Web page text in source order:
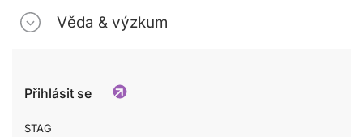
Věda & výzkum
Přihlásit se
STAG